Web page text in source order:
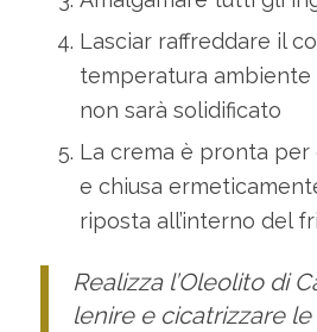
Lasciar raffreddare il
temperatura ambiente
non sarà solidificato
La crema è pronta per
e chiusa
riposta all’interno del
Realizza l’Oleolito di
lenire e cicatrizzare